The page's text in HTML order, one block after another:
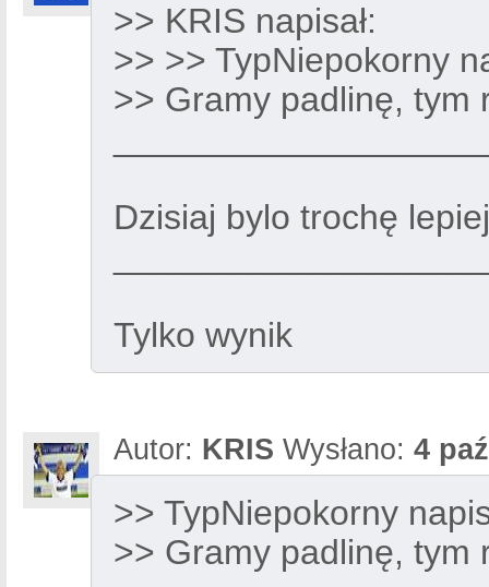
>> KRIS napisał:
>> >> TypNiepokorny
>> Gramy padlinę, tym
Dzisiaj bylo trochę
Tylko wynik
Autor: KRIS Wysłano: 4
>> TypNiepokorny
>> Gramy padlinę, tym